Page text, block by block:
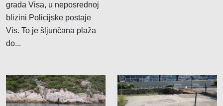
grada Visa, u neposrednoj
blizini Policijske postaje
Vis. To je šljunčana plaža
do...